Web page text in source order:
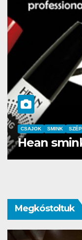
CSAJOK
mi?
Megkóstoltuk